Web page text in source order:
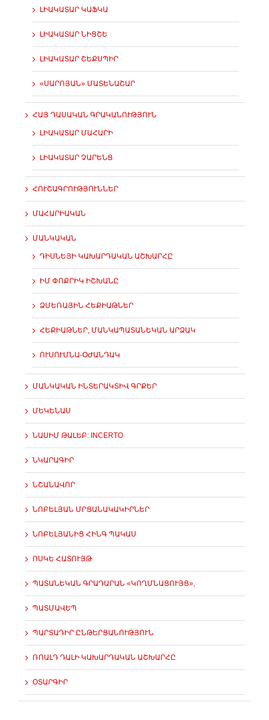
ԼԻԱԿԱՏԱՐ ԿԱՖԿԱ
ԼԻԱԿԱՏԱՐ ՆԻՑՇԵ
ԼԻԱԿԱՏԱՐ ՇԵՔՍՊԻՐ
«ՍԱՐՈՅԱՆ» ՄԱՏԵՆԱՇԱՐ
ՀԱՅ ԴԱՍԱԿԱՆ ԳՐԱԿԱՆՈՒԹՅՈՒՆ
ԼԻԱԿԱՏԱՐ ՄԱՀԱՐԻ
ԼԻԱԿԱՏԱՐ ՉԱՐԵՆՑ
ՀՈՒՇԱԳՐՈՒԹՅՈՒՆՆԵՐ
ՄԱՀԱՐԻԱԿԱՆ
ՄԱՆԿԱԿԱՆ
ԴԻՍՆԵՅԻ ԿԱԽԱՐԴԱԿԱՆ ԱՇԽԱՐՀԸ
ԻՄ ՓՈՔՐԻԿ ԻՇԽԱՆԸ
ՁՄԵՌԱՅԻՆ ՀԵՔԻԱԹՆԵՐ
ՀԵՔԻԱԹՆԵՐ, ՄԱՆԿԱՊԱՏԱՆԵԿԱՆ ԱՐՁԱԿ
ՈՒՍՈՒՄՆԱ-ՕԺԱՆԴԱԿ
ՄԱՆԿԱԿԱՆ ԻՆՏԵՐԱԿՏԻՎ ԳՐՔԵՐ
ՄԵԿԵՆԱՍ
ՆԱՍԻՄ ԹԱԼԵԲ: INCERTO
ՆԿԱՐԱԳԻՐ
ՆՇԱՆԱՎՈՐ
ՆՈԲԵԼՅԱՆ ՄՐՑԱՆԱԿԱԿԻՐՆԵՐ
ՆՈԲԵԼՅԱՆԻՑ ՀԻՆԳ ՊԱԿԱՍ
ՈՍԿԵ ՀԱՏՈՒՅԹ
ՊԱՏԱՆԵԿԱՆ ԳՐԱԴԱՐԱՆ «ԿՈՂՄՆԱՑՈՒՅՑ»,
ՊԱՏՄԱՎԵՊ
ՊԱՐՏԱԴԻՐ ԸՆԹԵՐՑԱՆՈՒԹՅՈՒՆ
ՌՈԱԼԴ ԴԱԼԻ ԿԱԽԱՐԴԱԿԱՆ ԱՇԽԱՐՀԸ
ՕՏԱՐԳԻՐ